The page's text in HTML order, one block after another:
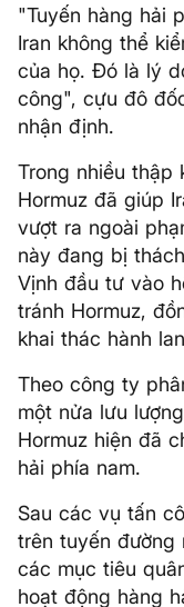
"Tuyến hàng hải
Iran không thể
của họ. Đó là lý
công", cựu đô
nhận định.
Trong nhiều thập
Hormuz đã giúp
vượt ra ngoài
này đang bị
Vịnh đầu tư vào
tránh Hormuz,
khai thác hành
Theo công ty
một nửa lưu
Hormuz hiện đã
hải phía nam.
Sau các vụ tấn
trên tuyến đường
các mục tiêu
hoạt động hàng